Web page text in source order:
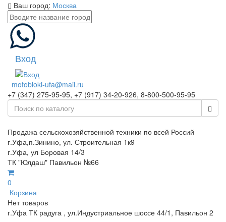
Ваш город: Москва
Вход
motobloki-ufa@mail.ru
+7 (347) 275-95-95, +7 (917) 34-20-926, 8-800-500-95-95
Продажа сельскохозяйственной техники по всей Россий
г.Уфа,п.Зинино, ул. Строительная 1к9
г.Уфа, ул Боровая 14/3
ТК "Юлдаш" Павильон №66
0
Корзина
Нет товаров
г.Уфа ТК радуга , ул.Индустриальное шоссе 44/1, Павильон 2